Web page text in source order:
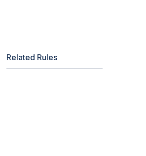
Related Rules